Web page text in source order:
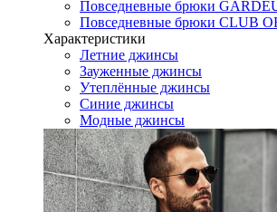
Повседневные брюки
Повседневные брюки CLUB
Характеристики
Летние джинсы
Зауженные джинсы
Утеплённые джинсы
Синие джинсы
Модные джинсы